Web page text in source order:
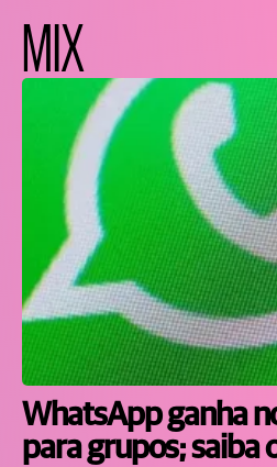
MIX
WhatsApp ganha
para grupos; saiba